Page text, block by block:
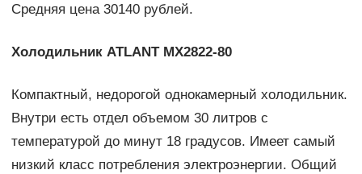
Средняя цена 30140 рублей.
Холодильник ATLANT MX2822-80
Компактный, недорогой однокамерный холодильник.
Внутри есть отдел объемом 30 литров с
температурой до минут 18 градусов. Имеет самый
низкий класс потребления электроэнергии. Общий